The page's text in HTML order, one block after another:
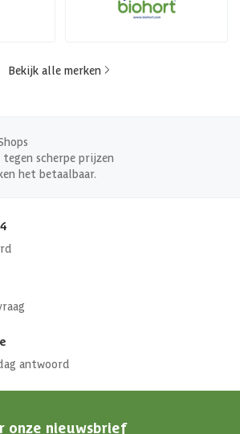
Bekijk alle merken
tegen scherpe prijzen
het betaalbaar.
antwoord
onze nieuwsbrief